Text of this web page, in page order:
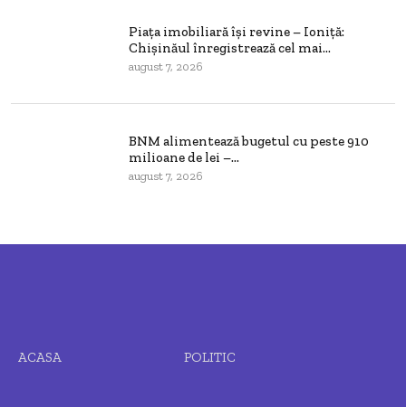
Piața imobiliară își revine – Ioniță:
Chișinăul înregistrează cel mai...
august 7, 2026
BNM alimentează bugetul cu peste 910
milioane de lei –...
august 7, 2026
ACASA POLITIC